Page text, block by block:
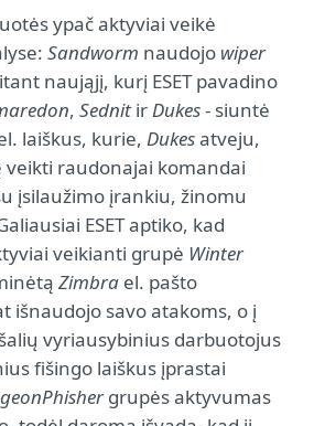
ypač aktyviai veikė
Sandworm naudojo wiper
naująjį, kurį ESET pavadino
, Sednit irDukes- siuntė
laiškus, kurie, Dukesatveju,
veikti raudonajai komandai
įsilaužimo įrankiu, žinomu
ESET aptiko, kad
veikianti grupė Winter
Zimbra el. pašto
išnaudojo savo atakoms, o į
vyriausybinius darbuotojus
fišingo laiškus įprastai
grupės aktyvumas